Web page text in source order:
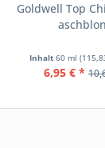
Goldwell Top
Inhalt 60 ml
6,95 € *